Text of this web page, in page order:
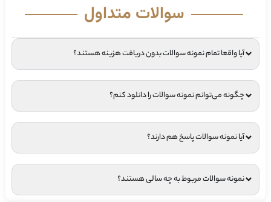
سوالات متداول
آیا واقعا تمام نمونه سوالات بدون دریافت هزینه هستند؟
چگونه می‌توانم نمونه سوالات را دانلود کنم؟
آیا نمونه سوالات پاسخ هم دارند؟
نمونه سوالات مربوط به چه سالی هستند؟